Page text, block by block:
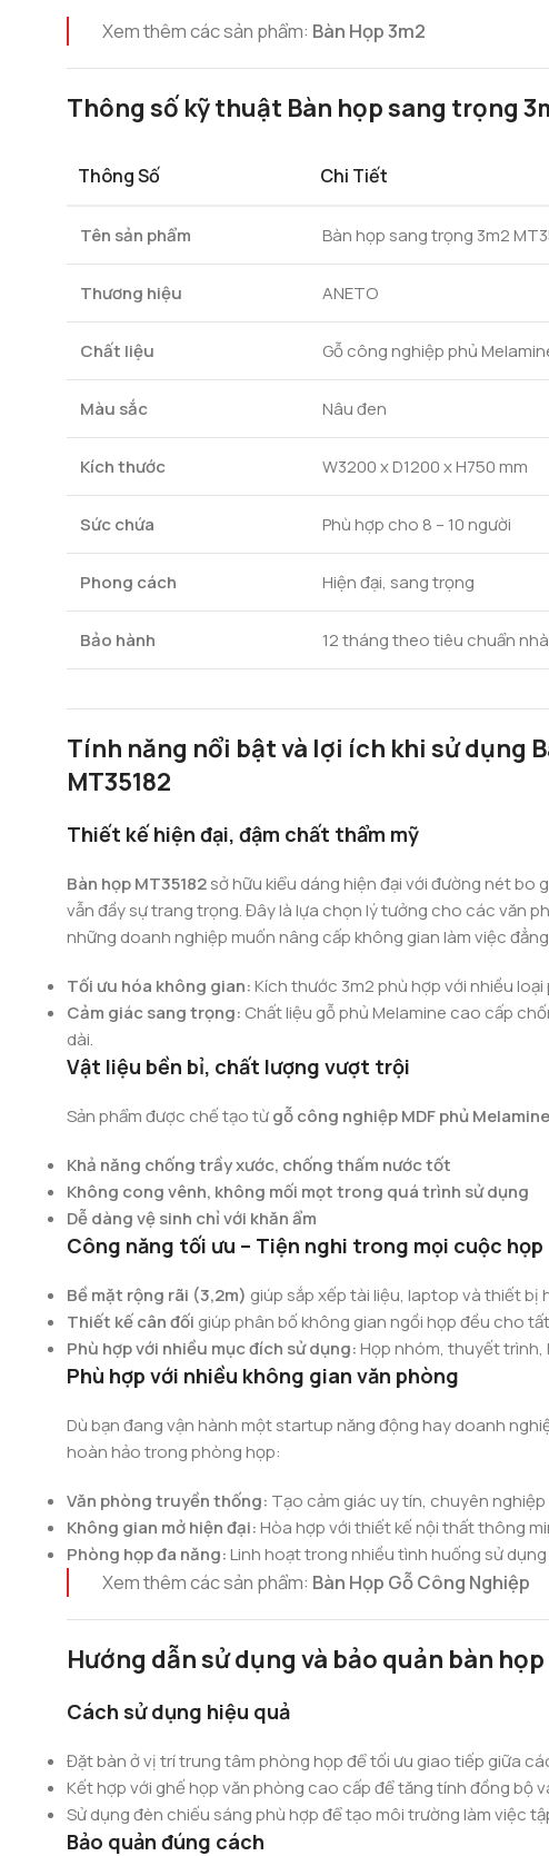
Xem thêm các sản phẩm: Bàn Họp 3m2
Thông số kỹ thuật Bàn họp sang trọng
Thông Số Chi Tiết
Tên sản phẩm Bàn họp sang trọng 3m2
Thương hiệu ANETO
Chất liệu Gỗ công nghiệp phủ
Màu sắc Nâu đen
Kích thước W3200 x D1200 x H750 mm
Sức chứa Phù hợp cho 8 – 10 người
Phong cách Hiện đại, sang trọng
Bảo hành 12 tháng theo tiêu chuẩn
Tính năng nổi bật và lợi ích khi sử dụng
MT35182
Thiết kế hiện đại, đậm chất thẩm mỹ
Bàn họp MT35182sở hữu kiểu dáng hiện đại với đường nét
vẫn đầy sự trang trọng. Đây là lựa chọn lý tưởng cho các văn
những doanh nghiệp muốn nâng cấp không gian làm việc
Tối ưu hóa không gian:Kích thước 3m2 phù hợp với nhiều
Cảm giác sang trọng: Chất liệu gỗ phủ Melamine cao cấp
dài.
Vật liệu bền bỉ, chất lượng vượt trội
Sản phẩm được chế tạo từgỗ công nghiệp MDF phủ
Khả năng chống trầy xước, chống thấm nước tốt
Không cong vênh, không mối mọt trong quá trình sử dụng
Dễ dàng vệ sinh chỉ với khăn ẩm
Công năng tối ưu – Tiện nghi trong mọi cuộc họp
Bề mặt rộng rãi (3,2m) giúp sắp xếp tài liệu, laptop và thiết bị
Thiết kế cân đối giúp phân bố không gian ngồi họp đều cho
Phù hợp với nhiều mục đích sử dụng:Họp nhóm, thuyết trình,
Phù hợp với nhiều không gian văn phòng
Dù bạn đang vận hành một startup năng động hay doanh
hoàn hảo trong phòng họp:
Văn phòng truyền thống: Tạo cảm giác uy tín, chuyên nghiệp
Không gian mở hiện đại:Hòa hợp với thiết kế nội thất thông
Phòng họp đa năng:Linh hoạt trong nhiều tình huống sử dụng
Xem thêm các sản phẩm: Bàn Họp Gỗ Công Nghiệp
Hướng dẫn sử dụng và bảo quản bàn họp
Cách sử dụng hiệu quả
Đặt bàn ở vị trí trung tâm phòng họp để tối ưu giao tiếp giữa
Kết hợp với ghế họp văn phòng cao cấp để tăng tính đồng bộ
Sử dụng đèn chiếu sáng phù hợp để tạo môi trường làm việc
Bảo quản đúng cách